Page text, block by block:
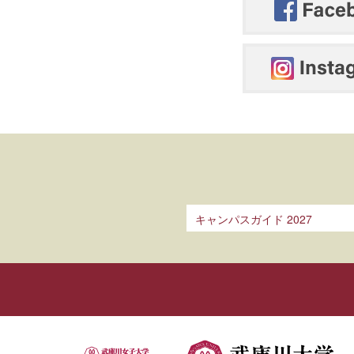
キャンパスガイド 2027